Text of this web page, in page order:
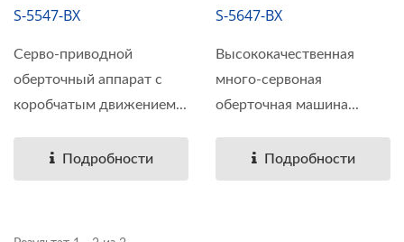
S-5547-BX
Серво-приводной
оберточный аппарат с
коробчатым движением...
Подробности
S-5647-BX
Высококачественная
много-сервоная
оберточная машина...
Подробности